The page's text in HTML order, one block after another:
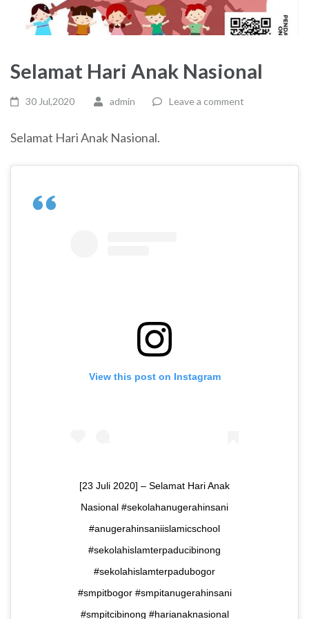
Selamat Hari Anak Nasional
30 Jul,2020 admin Leave a comment
Selamat Hari Anak Nasional.
View this post on Instagram
[23 Juli 2020] – Selamat Hari Anak
Nasional #sekolahanugerahinsani
#anugerahinsaniislamicschool
#sekolahislamterpaducibinong
#sekolahislamterpadubogor
#smpitbogor #smpitanugerahinsani
#smpitcibinong #harianaknasional